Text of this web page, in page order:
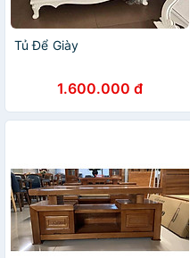
Tủ Để Giày
1.600.000 đ